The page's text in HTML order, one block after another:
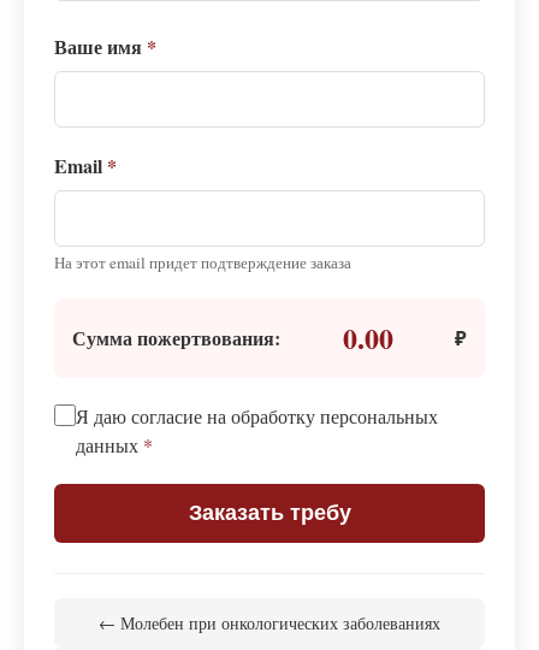
Ваше имя *
Email *
На этот email придет подтверждение заказа
Сумма пожертвования: 0.00 ₽
Я даю согласие на обработку персональных
данных *
Заказать требу
← Молебен при онкологических заболеваниях